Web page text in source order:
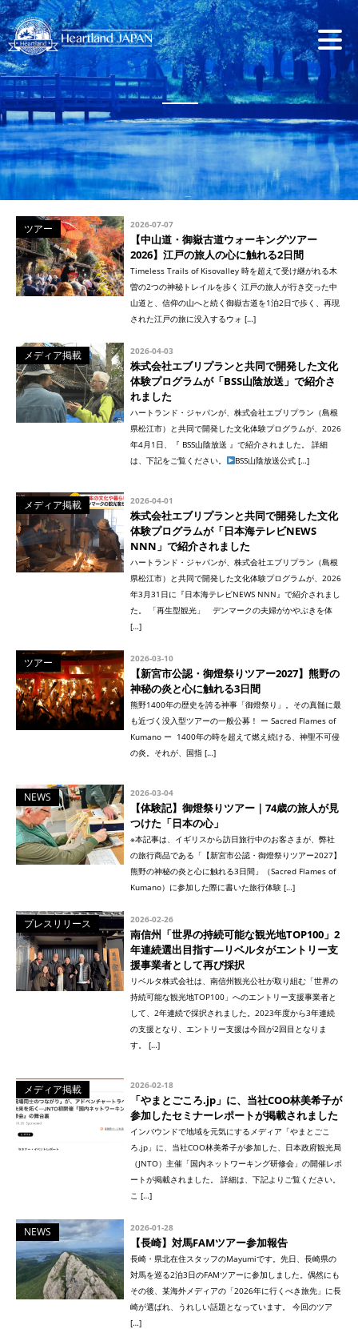
ツアー 2026-07-07
【中山道・御嶽古道ウォーキングツアー
2026】江戸の旅人の心に触れる2日間
Timeless Trails of Kisovalley 時を超えて受け継がれる木
曽の2つの神秘トレイルを歩く 江戸の旅人が行き交った中
山道と、信仰の山へと続く御嶽古道を1泊2日で歩く、再現
された江戸の旅に没入するウォ […]
メディア掲載 2026-04-03
株式会社エブリプランと共同で開発した文化
体験プログラムが「BSS山陰放送」で紹介さ
れました
ハートランド・ジャパンが、株式会社エブリプラン（島根
県松江市）と共同で開発した文化体験プログラムが、2026
年4月1日、『 BSS山陰放送 』で紹介されました。 詳細
は、下記をご覧ください。
BSS山陰放送公式 […]
メディア掲載 2026-04-01
株式会社エブリプランと共同で開発した文化
体験プログラムが「日本海テレビNEWS
NNN」で紹介されました
ハートランド・ジャパンが、株式会社エブリプラン（島根
県松江市）と共同で開発した文化体験プログラムが、2026
年3月31日に『日本海テレビNEWS NNN』で紹介されまし
た。 「再生型観光」 デンマークの夫婦がかやぶきを体
[…]
ツアー 2026-03-10
【新宮市公認・御燈祭りツアー2027】熊野の
神秘の炎と心に触れる3日間
熊野1400年の歴史を誇る神事「御燈祭り」。その真髄に最
も近づく没入型ツアーの一般公募！ ー Sacred Flames of
Kumano ー 1400年の時を超えて燃え続ける、神聖不可侵
の炎。それが、国指 […]
NEWS 2026-03-04
【体験記】御燈祭りツアー｜74歳の旅人が見
つけた「日本の心」
※本記事は、イギリスから訪日旅行中のお客さまが、弊社
の旅行商品である「【新宮市公認・御燈祭りツアー2027】
熊野の神秘の炎と心に触れる3日間」（Sacred Flames of
Kumano）に参加した際に書いた旅行体験 […]
プレスリリース 2026-02-26
南信州「世界の持続可能な観光地TOP100」2
年連続選出目指す—リベルタがエントリー支
援事業者として再び採択
リベルタ株式会社は、南信州観光公社が取り組む「世界の
持続可能な観光地TOP100」へのエントリー支援事業者と
して、2年連続で採択されました。2023年度から3年連続
の支援となり、エントリー支援は今回が2回目となりま
す。 […]
メディア掲載 2026-02-18
「やまとごころ.jp」に、当社COO林美希子が
参加したセミナーレポートが掲載されました
インバウンドで地域を元気にするメディア「やまとごこ
ろ.jp」に、当社COO林美希子が参加した、日本政府観光局
（JNTO）主催「国内ネットワーキング研修会」の開催レポ
ートが掲載されました。 詳細は、下記よりご覧ください。
こ […]
NEWS 2026-01-28
【長崎】対馬FAMツアー参加報告
長崎・県北在住スタッフのMayumiです。先日、長崎県の
対馬を巡る2泊3日のFAMツアーに参加しました。偶然にも
その後、某海外メディアの「2026年に行くべき旅先」に長
崎が選ばれ、うれしい話題となっています。 今回のツア
[…]